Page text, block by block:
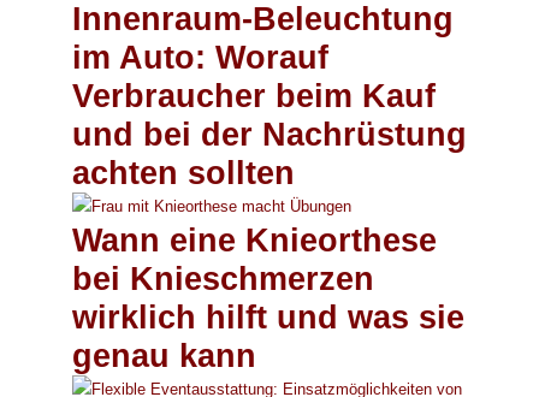
Innenraum-Beleuchtung
im Auto: Worauf
Verbraucher beim Kauf
und bei der Nachrüstung
achten sollten
Wann eine Knieorthese
bei Knieschmerzen
wirklich hilft und was sie
genau kann